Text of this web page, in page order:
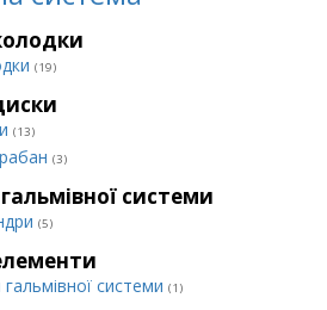
(19)
(13)
(3)
системи
(5)
системи (1)